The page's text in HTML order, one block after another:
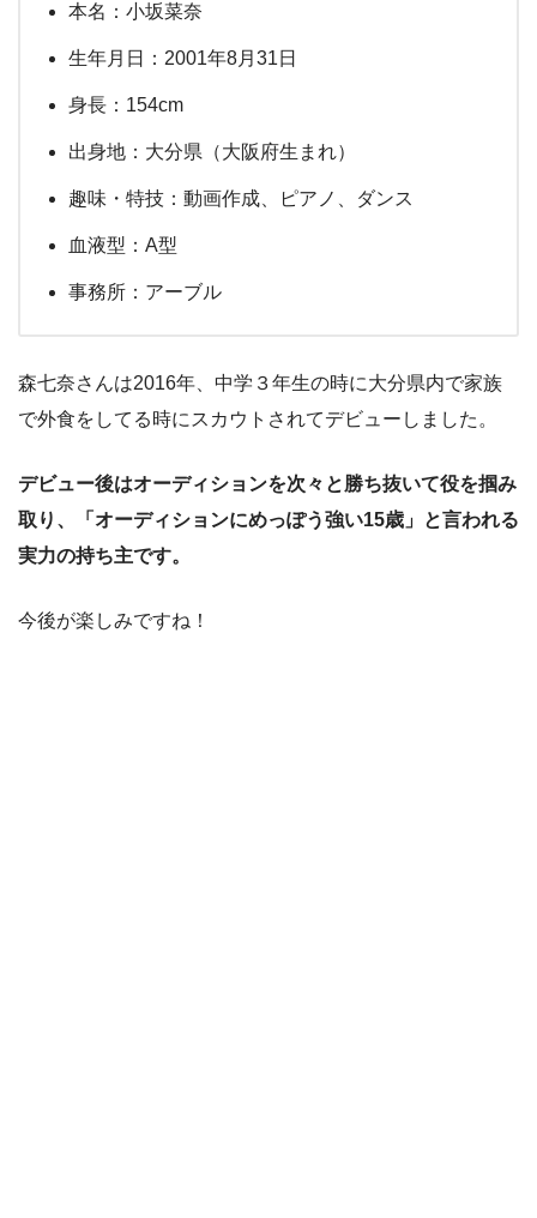
本名：小坂菜奈
生年月日：2001年8月31日
身長：154cm
出身地：大分県（大阪府生まれ）
趣味・特技：動画作成、ピアノ、ダンス
血液型：A型
事務所：アーブル
森七奈さんは2016年、中学３年生の時に大分県内で家族
で外食をしてる時にスカウトされてデビューしました。
デビュー後はオーディションを次々と勝ち抜いて役を掴み
取り、「オーディションにめっぽう強い15歳」と言われる
実力の持ち主です。
今後が楽しみですね！